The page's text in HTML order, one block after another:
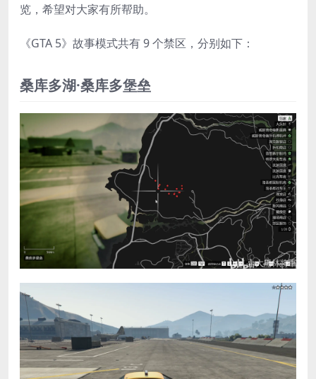
览，希望对大家有所帮助。
《GTA 5》故事模式共有 9 个禁区，分别如下：
桑库多湖·桑库多堡垒